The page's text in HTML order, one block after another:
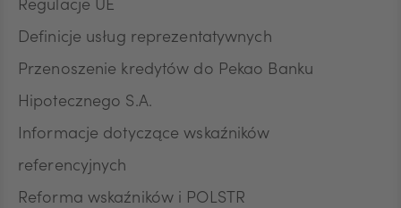
Regulacje UE
Definicje usług reprezentatywnych
Przenoszenie kredytów do Pekao Banku
Hipotecznego S.A.
Informacje dotyczące wskaźników
referencyjnych
Reforma wskaźników i POLSTR